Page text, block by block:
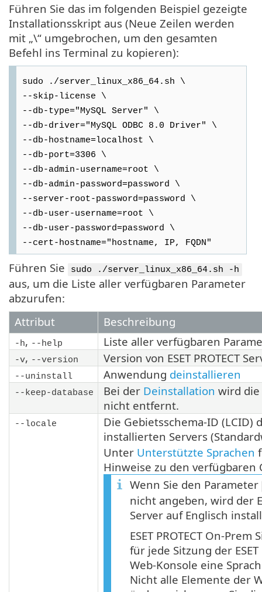
Führen Sie das im folgenden Beispiel gezeigte
Installationsskript aus (Neue Zeilen werden
mit „\“ umgebrochen, um den gesamten
Befehl ins Terminal zu kopieren):
sudo ./server_linux_x86_64.sh \
--skip-license \
--db-type="MySQL Server" \
--db-driver="MySQL ODBC 8.0 Driver" \
--db-hostname=localhost \
--db-port=3306 \
--db-admin-username=root \
--db-admin-password=password \
--server-root-password=password \
--db-user-username=root \
--db-user-password=password \
--cert-hostname="hostname, IP, FQDN"
Führen Sie sudo ./server_linux_x86_64.sh -h
aus, um die Liste aller verfügbaren Parameter
abzurufen:
Attribut
Beschreibung
-h, --help Liste aller verfügbaren
-v, --version Version von ESET PROTECT
--uninstall Anwendung deinstallieren
--keep-database Bei der Deinstallation wird
nicht entfernt.
--locale
Die Gebietsschema-ID (LCID)
installierten Servers
Unter Unterstützte Sprachen
Hinweise zu den verfügbaren
Wenn Sie den Parameter
nicht angeben, wird der
Server auf Englisch
ESET PROTECT On-Prem
für jede Sitzung der ESET
Web-Konsole eine
Nicht alle Elemente der